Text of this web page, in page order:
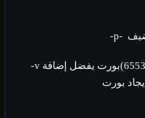
-p-
بورت يفضل إضافة -v
بورت